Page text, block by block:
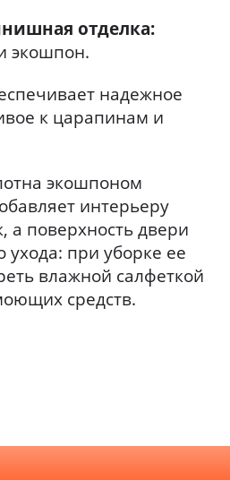
отделка:
экошпон.
надежное
к царапинам и
экошпоном
интерьеру
а поверхность двери
ухода: при уборке ее
влажной салфеткой
средств.